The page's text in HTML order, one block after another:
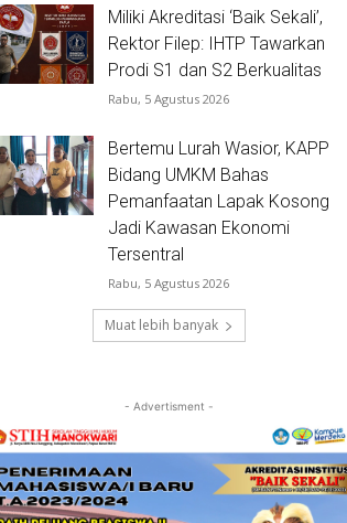
Miliki Akreditasi ‘Baik Sekali’,
Rektor Filep: IHTP Tawarkan
Prodi S1 dan S2 Berkualitas
Rabu, 5 Agustus 2026
Bertemu Lurah Wasior, KAPP
Bidang UMKM Bahas
Pemanfaatan Lapak Kosong
Jadi Kawasan Ekonomi
Tersentral
Rabu, 5 Agustus 2026
Muat lebih banyak
- Advertisment -